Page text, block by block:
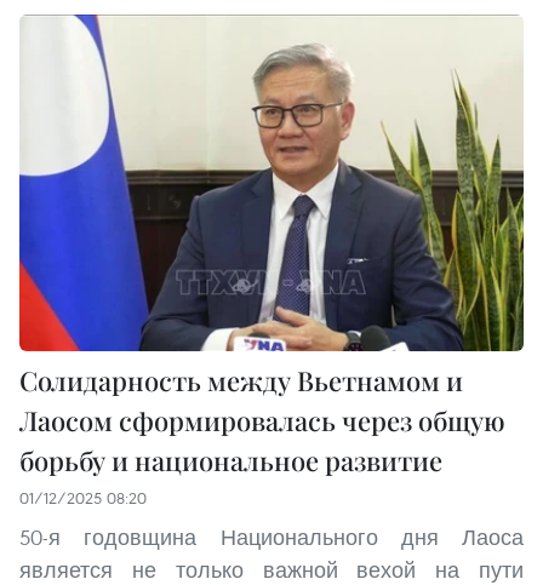
Солидарность между Вьетнамом и
Лаосом сформировалась через общую
борьбу и национальное развитие
01/12/2025 08:20
50-я годовщина Национального дня Лаоса
является не только важной вехой на пути